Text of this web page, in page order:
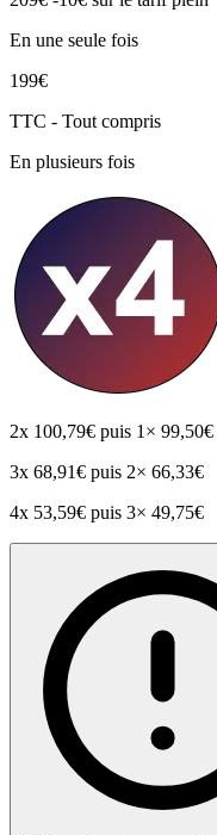
En une seule fois
199€
TTC - Tout compris
En plusieurs fois
2x 100,79€ puis 1× 99,50€
3x 68,91€ puis 2× 66,33€
4x 53,59€ puis 3× 49,75€